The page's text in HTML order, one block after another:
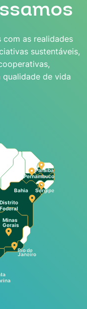
com as realidades
sustentáveis,
de vida
Distrito
Federal
Bahia
Minas
Gerais
Paraíba
Pernambuco
Sergipe
Rio de
Janeiro